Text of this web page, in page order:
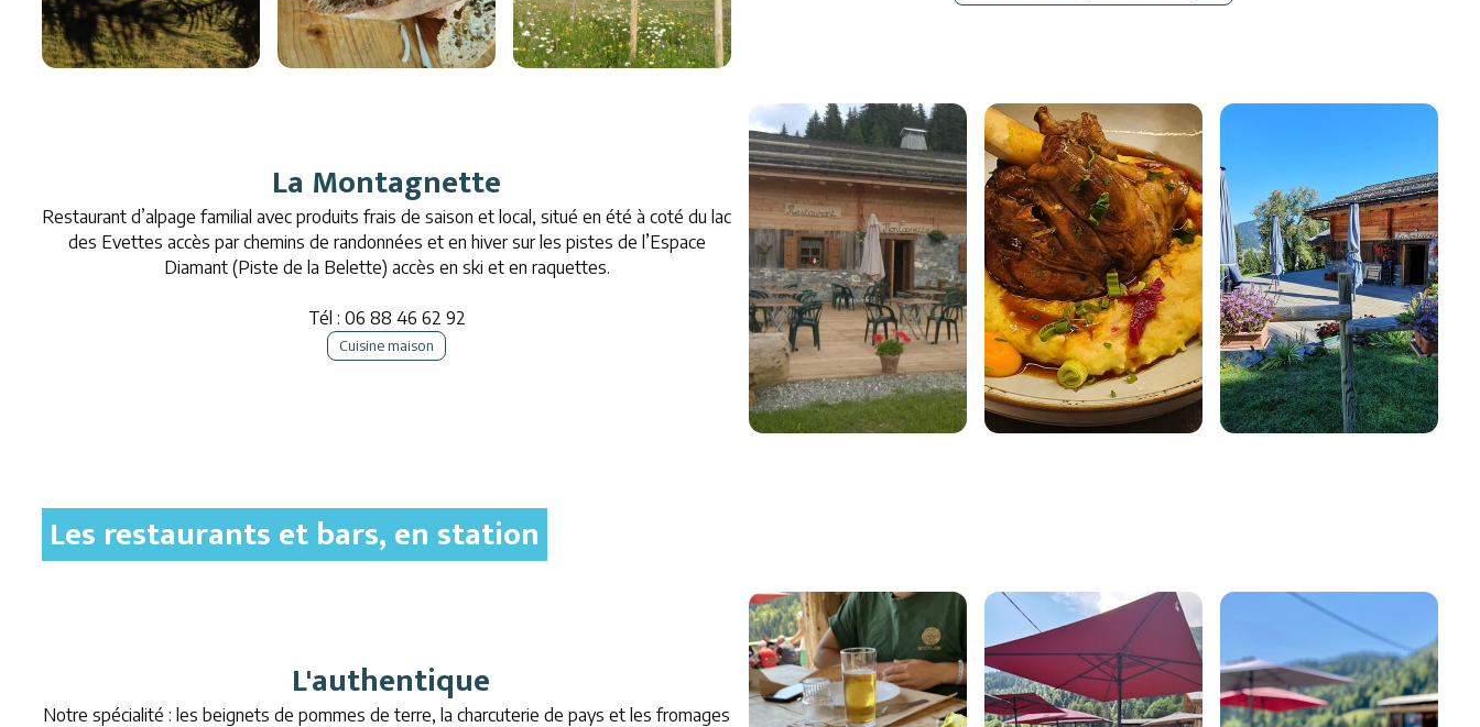
La Montagnette
Restaurant d’alpage familial avec produits frais de saison et local, situé en été à coté du lac
des Evettes accès par chemins de randonnées et en hiver sur les pistes de l’Espace
Diamant (Piste de la Belette) accès en ski et en raquettes.
Tél : 06 88 46 62 92
Cuisine maison
Les restaurants et bars, en station
L'authentique
Notre spécialité : les beignets de pommes de terre, la charcuterie de pays et les fromages